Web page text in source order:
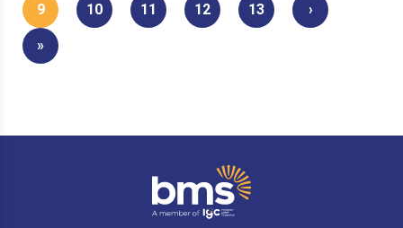
9 10 11 12 13 ›
»